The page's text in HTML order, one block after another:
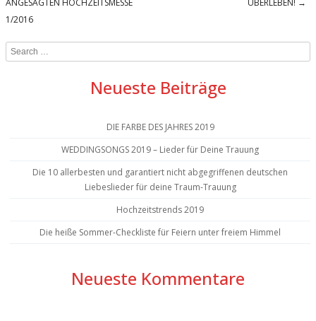
ANGESAGTEN HOCHZEITSMESSE
1/2016
ERLEBEN! →
Search
Neueste Beiträge
DIE FARBE DES JAHRES 2019
WEDDINGSONGS 2019 – Lieder für Deine Trauung
Die 10 allerbesten und garantiert nicht abgegriffenen deutschen
Liebeslieder für deine Traum-Trauung
Hochzeitstrends 2019
Die heiße Sommer-Checkliste für Feiern unter freiem Himmel
Neueste Kommentare